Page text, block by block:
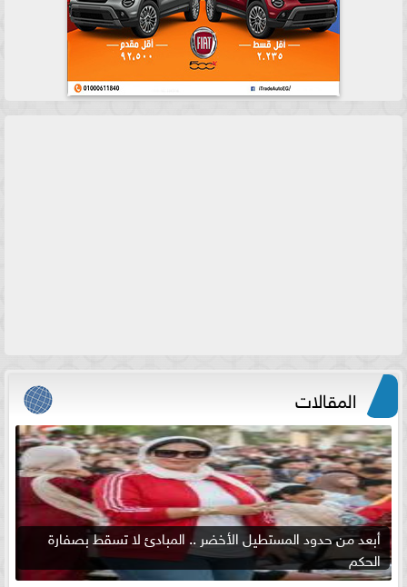
المقالات
أبعد من حدود المستطيل الأخضر .. المبادئ لا تسقط بصفارة
الحكم